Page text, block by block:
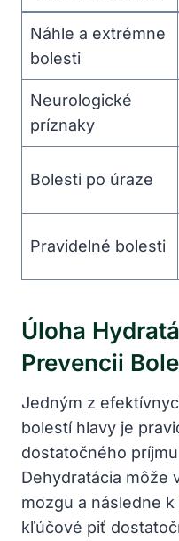
Náhle a extrémne
bolesti
Neurologické
príznaky
Bolesti po úraze
Pravidelné bolesti
Úloha
Prevencii
Jedným z
bolestí hlavy je
dostatočného
Dehydratácia môže
mozgu a následne
kľúčové piť